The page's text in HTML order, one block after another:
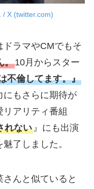
/ X (twitter.com)
ラマやCMでもそ
。10月からスター
不倫してます。』
にもさらに期待が
アリティ番組
れない』にも出演
了しました。
んと似ていると